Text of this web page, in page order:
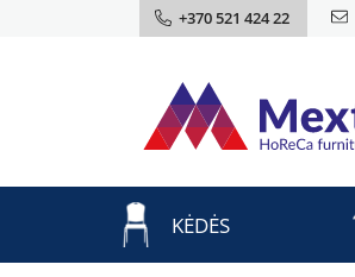
+370 521 424 22
KĖDĖS